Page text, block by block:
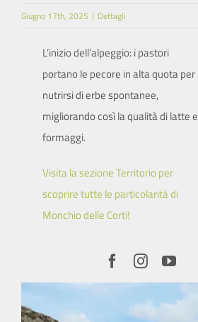
Giugno 17th, 2025 | Dettagli
L’inizio dell’alpeggio: i pastori
portano le pecore in alta quota per
nutrirsi di erbe spontanee,
migliorando così la qualità di latte e
formaggi.
Visita la sezione Territorio per
scoprire tutte le particolarità di
Monchio delle Corti!